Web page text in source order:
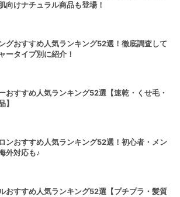
向けナチュラル商品も登場！
グおすすめ人気ランキング52選！徹底調査して
ータイプ別に紹介！
おすすめ人気ランキング52選【速乾・くせ毛・
】
ンおすすめ人気ランキング52選！初心者・メン
外対応も♪
おすすめ人気ランキング52選【プチプラ・髪質